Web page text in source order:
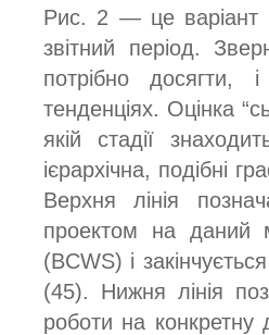
Рис. 2 — це варіант
звітний період.
потрібно досягти,
тенденціях. Оцінка
якій стадії
ієрархічна, подібні
Верхня лінія
проектом на даний
(BCWS) і
(45). Нижня лінія
роботи на конкретну